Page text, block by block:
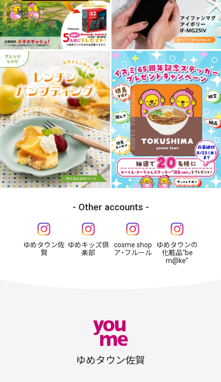
Other accounts
ゆめタウン佐
賀
ゆめキッズ倶
楽部
cosme shop
ア・フルール
ゆめタウンの
化粧品“be
m@ke”
ゆめタウン佐賀